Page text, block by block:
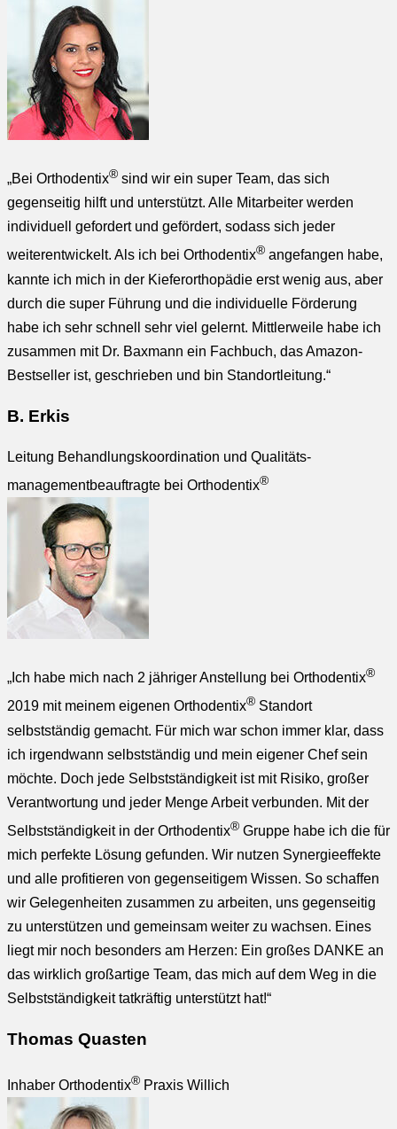
„Bei Orthodentix® sind wir ein super Team, das sich
gegenseitig hilft und unterstützt. Alle Mitarbeiter werden
individuell gefordert und gefördert, sodass sich jeder
weiterentwickelt. Als ich bei Orthodentix® angefangen habe,
kannte ich mich in der Kieferorthopädie erst wenig aus, aber
durch die super Führung und die individuelle Förderung
habe ich sehr schnell sehr viel gelernt. Mittlerweile habe ich
zusammen mit Dr. Baxmann ein Fachbuch, das Amazon-
Bestseller ist, geschrieben und bin Standortleitung.“
B. Erkis
Leitung Behandlungs­koordination und Qualitäts­
management­beauftragte bei Orthodentix®
„Ich habe mich nach 2 jähriger Anstellung bei Orthodentix®
2019 mit meinem eigenen Orthodentix® Standort
selbstständig gemacht. Für mich war schon immer klar, dass
ich irgendwann selbstständig und mein eigener Chef sein
möchte. Doch jede Selbstständigkeit ist mit Risiko, großer
Verantwortung und jeder Menge Arbeit verbunden. Mit der
Selbstständigkeit in der Orthodentix® Gruppe habe ich die für
mich perfekte Lösung gefunden. Wir nutzen Synergieeffekte
und alle profitieren von gegenseitigem Wissen. So schaffen
wir Gelegenheiten zusammen zu arbeiten, uns gegenseitig
zu unterstützen und gemeinsam weiter zu wachsen. Eines
liegt mir noch besonders am Herzen: Ein großes DANKE an
das wirklich großartige Team, das mich auf dem Weg in die
Selbstständigkeit tatkräftig unterstützt hat!“
Thomas Quasten
Inhaber Orthodentix® Praxis Willich